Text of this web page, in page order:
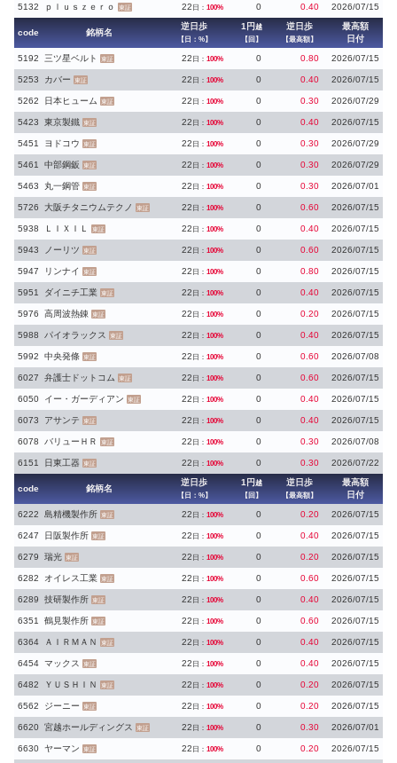
5132 ｐｌｕｓｚｅｒｏ 東証 22 日： 100% 0 0.40 2026/07/15
code 銘柄名
逆日歩
【日：%】
1円 越
【回】
逆日歩
【最高額】
最高額
日付
5192
三ツ星ベルト 東証 22 日： 100% 0 0.80 2026/07/15
5253 カバー 東証 22 日： 100% 0 0.40 2026/07/15
5262 日本ヒューム 東証 22 日： 100% 0 0.30 2026/07/29
5423 東京製鐵 東証 22 日： 100% 0 0.40 2026/07/15
5451 ヨドコウ 東証 22 日： 100% 0 0.30 2026/07/29
5461 中部鋼鈑 東証 22 日： 100% 0 0.30 2026/07/29
5463 丸一鋼管 東証 22 日： 100% 0 0.30 2026/07/01
5726 大阪チタニウムテクノ 東証 22 日： 100% 0 0.60 2026/07/15
5938 ＬＩＸＩＬ 東証 22 日： 100% 0 0.40 2026/07/15
5943 ノーリツ 東証 22 日： 100% 0 0.60 2026/07/15
5947 リンナイ 東証 22 日： 100% 0 0.80 2026/07/15
5951 ダイニチ工業 東証 22 日： 100% 0 0.40 2026/07/15
5976 高周波熱錬 東証 22 日： 100% 0 0.20 2026/07/15
5988 パイオラックス 東証 22 日： 100% 0 0.40 2026/07/15
5992 中央発條 東証 22 日： 100% 0 0.60 2026/07/08
6027 弁護士ドットコム 東証 22 日： 100% 0 0.60 2026/07/15
6050 イー・ガーディアン 東証 22 日： 100% 0 0.40 2026/07/15
6073 アサンテ 東証 22 日： 100% 0 0.40 2026/07/15
6078 バリューＨＲ 東証 22 日： 100% 0 0.30 2026/07/08
6151 日東工器 東証 22 日： 100% 0 0.30 2026/07/22
code 銘柄名
逆日歩
【日：%】
1円 越
【回】
逆日歩
【最高額】
最高額
日付
6222
島精機製作所 東証 22 日： 100% 0 0.20 2026/07/15
6247 日阪製作所 東証 22 日： 100% 0 0.40 2026/07/15
6279 瑞光 東証 22 日： 100% 0 0.20 2026/07/15
6282 オイレス工業 東証 22 日： 100% 0 0.60 2026/07/15
6289 技研製作所 東証 22 日： 100% 0 0.40 2026/07/15
6351 鶴見製作所 東証 22 日： 100% 0 0.60 2026/07/15
6364 ＡＩＲＭＡＮ 東証 22 日： 100% 0 0.40 2026/07/15
6454 マックス 東証 22 日： 100% 0 0.40 2026/07/15
6482 ＹＵＳＨＩＮ 東証 22 日： 100% 0 0.20 2026/07/15
6562 ジーニー 東証 22 日： 100% 0 0.20 2026/07/15
6620 宮越ホールディングス 東証 22 日： 100% 0 0.30 2026/07/01
6630 ヤーマン 東証 22 日： 100% 0 0.20 2026/07/15